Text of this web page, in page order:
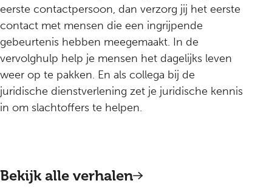
eerste contactpersoon, dan verzorg jij het eerste
contact met mensen die een ingrijpende
gebeurtenis hebben meegemaakt. In de
vervolghulp help je mensen het dagelijks leven
weer op te pakken. En als collega bij de
juridische dienstverlening zet je juridische kennis
in om slachtoffers te helpen.
Bekijk alle verhalen